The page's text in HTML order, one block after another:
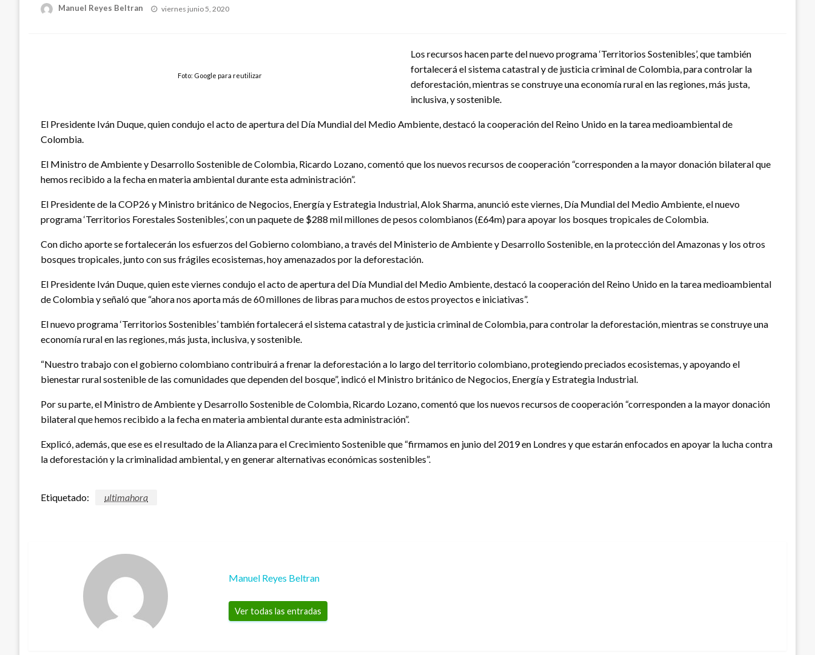
Manuel Reyes Beltran
Publicado
viernes junio 5, 2020
Foto: Google para reutilizar
Los recursos hacen parte del nuevo programa ‘Territorios Sostenibles’, que también
fortalecerá el sistema catastral y de justicia criminal de Colombia, para controlar la
deforestación, mientras se construye una economía rural en las regiones, más justa,
inclusiva, y sostenible.
El Presidente Iván Duque, quien condujo el acto de apertura del Día Mundial del Medio Ambiente, destacó la cooperación del Reino Unido en la tarea medioambiental de
Colombia.
El Ministro de Ambiente y Desarrollo Sostenible de Colombia, Ricardo Lozano, comentó que los nuevos recursos de cooperación “corresponden a la mayor donación bilateral que
hemos recibido a la fecha en materia ambiental durante esta administración”.
El Presidente de la COP26 y Ministro británico de Negocios, Energía y Estrategia Industrial, Alok Sharma, anunció este viernes, Día Mundial del Medio Ambiente, el nuevo
programa ‘Territorios Forestales Sostenibles’, con un paquete de $288 mil millones de pesos colombianos (£64m) para apoyar los bosques tropicales de Colombia.
Con dicho aporte se fortalecerán los esfuerzos del Gobierno colombiano, a través del Ministerio de Ambiente y Desarrollo Sostenible, en la protección del Amazonas y los otros
bosques tropicales, junto con sus frágiles ecosistemas, hoy amenazados por la deforestación.
El Presidente Iván Duque, quien este viernes condujo el acto de apertura del Día Mundial del Medio Ambiente, destacó la cooperación del Reino Unido en la tarea medioambiental
de Colombia y señaló que “ahora nos aporta más de 60 millones de libras para muchos de estos proyectos e iniciativas”.
El nuevo programa ‘Territorios Sostenibles’ también fortalecerá el sistema catastral y de justicia criminal de Colombia, para controlar la deforestación, mientras se construye una
economía rural en las regiones, más justa, inclusiva, y sostenible.
“Nuestro trabajo con el gobierno colombiano contribuirá a frenar la deforestación a lo largo del territorio colombiano, protegiendo preciados ecosistemas, y apoyando el
bienestar rural sostenible de las comunidades que dependen del bosque”, indicó el Ministro británico de Negocios, Energía y Estrategia Industrial.
Por su parte, el Ministro de Ambiente y Desarrollo Sostenible de Colombia, Ricardo Lozano, comentó que los nuevos recursos de cooperación “corresponden a la mayor donación
bilateral que hemos recibido a la fecha en materia ambiental durante esta administración”.
Explicó, además, que ese es el resultado de la Alianza para el Crecimiento Sostenible que “firmamos en junio del 2019 en Londres y que estarán enfocados en apoyar la lucha contra
la deforestación y la criminalidad ambiental, y en generar alternativas económicas sostenibles”.
Etiquetado: ultimahora
Manuel Reyes Beltran
Ver todas las entradas